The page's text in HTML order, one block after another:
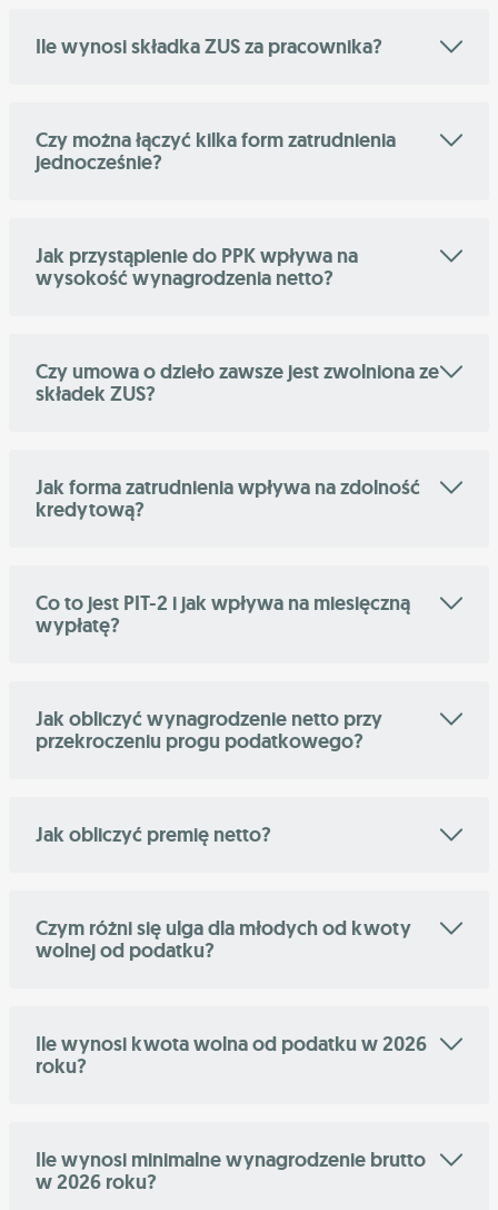
Ile wynosi składka ZUS za pracownika?
Czy można łączyć kilka form zatrudnienia
jednocześnie?
Jak przystąpienie do PPK wpływa na
wysokość wynagrodzenia netto?
Czy umowa o dzieło zawsze jest zwolniona ze
składek ZUS?
Jak forma zatrudnienia wpływa na zdolność
kredytową?
Co to jest PIT-2 i jak wpływa na miesięczną
wypłatę?
Jak obliczyć wynagrodzenie netto przy
przekroczeniu progu podatkowego?
Jak obliczyć premię netto?
Czym różni się ulga dla młodych od kwoty
wolnej od podatku?
Ile wynosi kwota wolna od podatku w 2026
roku?
Ile wynosi minimalne wynagrodzenie brutto
w 2026 roku?